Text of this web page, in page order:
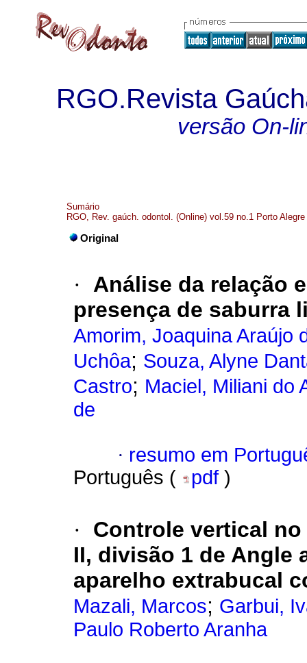
RGO.Revista
versão On-
Sumário
RGO, Rev. gaúch. odontol. (Online) vol.59 no.1 Porto
Original
·
Análise da relação
presença de saburra
Amorim, Joaquina Araújo
Uchôa; Souza, Alyne
Castro; Maciel, Miliani do
de
· resumo em
Português (
pdf )
·
Controle vertical
II, divisão 1 de Angle
aparelho extrabucal
Mazali, Marcos; Garbui,
Paulo Roberto Aranha